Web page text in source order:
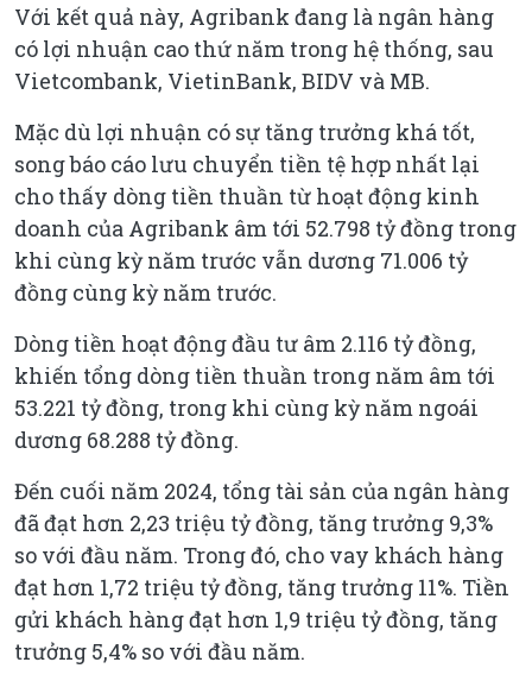
Với kết quả này, Agribank đang là ngân hàng
có lợi nhuận cao thứ năm trong hệ thống, sau
Vietcombank, VietinBank, BIDV và MB.
Mặc dù lợi nhuận có sự tăng trưởng khá tốt,
song báo cáo lưu chuyển tiền tệ hợp nhất lại
cho thấy dòng tiền thuần từ hoạt động kinh
doanh của Agribank âm tới 52.798 tỷ đồng trong
khi cùng kỳ năm trước vẫn dương 71.006 tỷ
đồng cùng kỳ năm trước.
Dòng tiền hoạt động đầu tư âm 2.116 tỷ đồng,
khiến tổng dòng tiền thuần trong năm âm tới
53.221 tỷ đồng, trong khi cùng kỳ năm ngoái
dương 68.288 tỷ đồng.
Đến cuối năm 2024, tổng tài sản của ngân hàng
đã đạt hơn 2,23 triệu tỷ đồng, tăng trưởng 9,3%
so với đầu năm. Trong đó, cho vay khách hàng
đạt hơn 1,72 triệu tỷ đồng, tăng trưởng 11%. Tiền
gửi khách hàng đạt hơn 1,9 triệu tỷ đồng, tăng
trưởng 5,4% so với đầu năm.